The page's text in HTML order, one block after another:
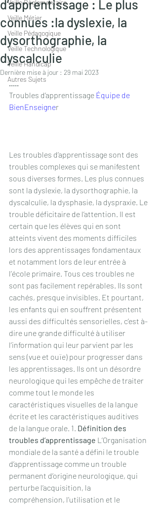
Veille Règlementaire
Veille Métier
Veille Pédagogique
Veille Technologique
Veille Handicap
Autres Sujets
d’apprentissage : Le plus
connues :la dyslexie, la
dysorthographie, la
dyscalculie
Dernière mise à jour : 29 mai 2023
.....
Troubles d’apprentissage Équipe de
BienEnseigner
Les troubles d’apprentissage sont des
troubles complexes qui se manifestent
sous diverses formes. Les plus connues
sont la dyslexie, la dysorthographie, la
dyscalculie, la dysphasie, la dyspraxie. Le
trouble déficitaire de l’attention. Il est
certain que les élèves qui en sont
atteints vivent des moments difficiles
lors des apprentissages fondamentaux
et notamment lors de leur entrée à
l’école primaire. Tous ces troubles ne
sont pas facilement repérables. Ils sont
cachés, presque invisibles. Et pourtant,
les enfants qui en souffrent présentent
aussi des difficultés sensorielles, c’est à-
dire une grande difficulté à utiliser
l’information qui leur parvient par les
sens (vue et ouïe) pour progresser dans
les apprentissages. Ils ont un désordre
neurologique qui les empêche de traiter
comme tout le monde les
caractéristiques visuelles de la langue
écrite et les caractéristiques auditives
de la langue orale. 1. Définition des
troubles d’apprentissage L’Organisation
mondiale de la santé a défini le trouble
d’apprentissage comme un trouble
permanent d’origine neurologique, qui
perturbe l’acquisition, la
compréhension, l’utilisation et le